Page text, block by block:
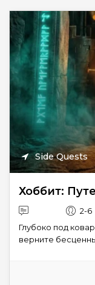
Side Quests
Хоббит:
2-6
Глубоко под
верните